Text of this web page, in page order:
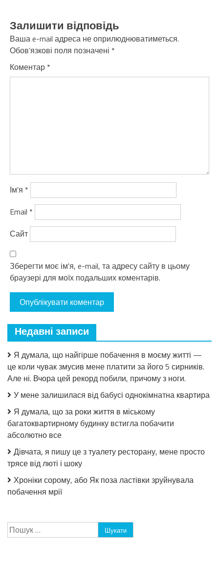
Залишити відповідь
Ваша e-mail адреса не оприлюднюватиметься.
Обов’язкові поля позначені *
Коментар *
Ім'я *
Email *
Сайт
Зберегти моє ім'я, e-mail, та адресу сайту в цьому
браузері для моїх подальших коментарів.
Недавні записи
Я думала, що найгірше побачення в моєму житті —
це коли чувак змусив мене платити за його 5 сирників.
Але ні. Вчора цей рекорд побили, причому з ноги.
У мене залишилася від бабусі однокімнатна квартира
Я думала, що за роки життя в міському
багатоквартирному будинку встигла побачити
абсолютно все
Дівчата, я пишу це з туалету ресторану, мене просто
трясе від люті і шоку
Хроніки сорому, або Як поза ластівки зруйнувала
побачення мрії
Пошук: